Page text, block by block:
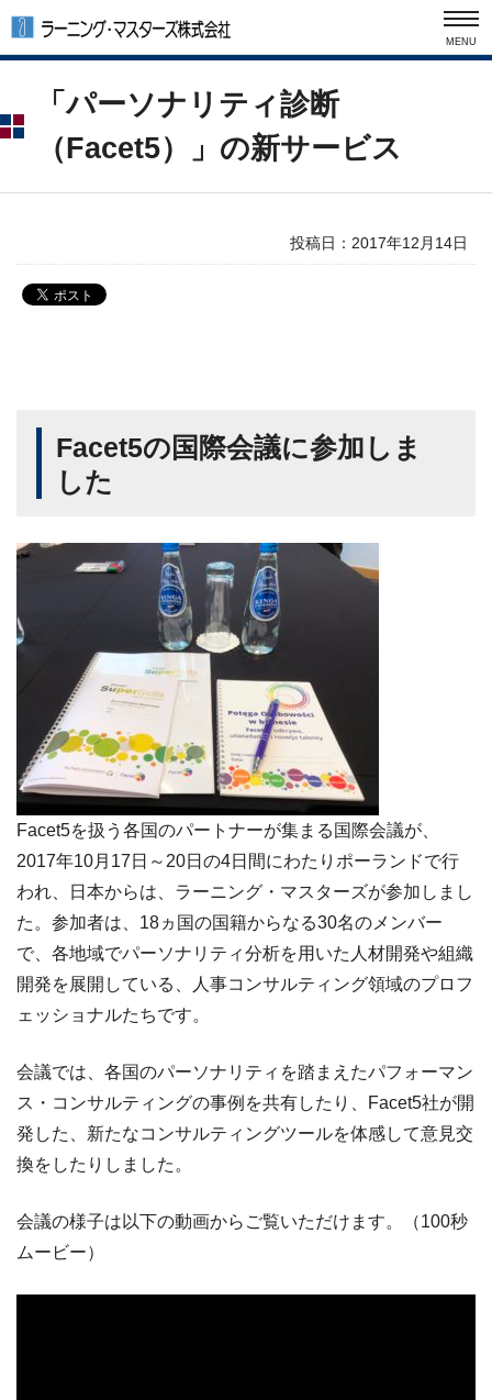
MENU
「パーソナリティ診断
（Facet5）」の新サービス
投稿日： 2017年12月14日
Facet5の国際会議に参加しま
した
Facet5を扱う各国のパートナーが集まる国際会議が、
2017年10月17日～20日の4日間にわたりポーランドで行
われ、日本からは、ラーニング・マスターズが参加しまし
た。参加者は、18ヵ国の国籍からなる30名のメンバー
で、各地域でパーソナリティ分析を用いた人材開発や組織
開発を展開している、人事コンサルティング領域のプロフ
ェッショナルたちです。
会議では、各国のパーソナリティを踏まえたパフォーマン
ス・コンサルティングの事例を共有したり、Facet5社が開
発した、新たなコンサルティングツールを体感して意見交
換をしたりしました。
会議の様子は以下の動画からご覧いただけます。（100秒
ムービー）